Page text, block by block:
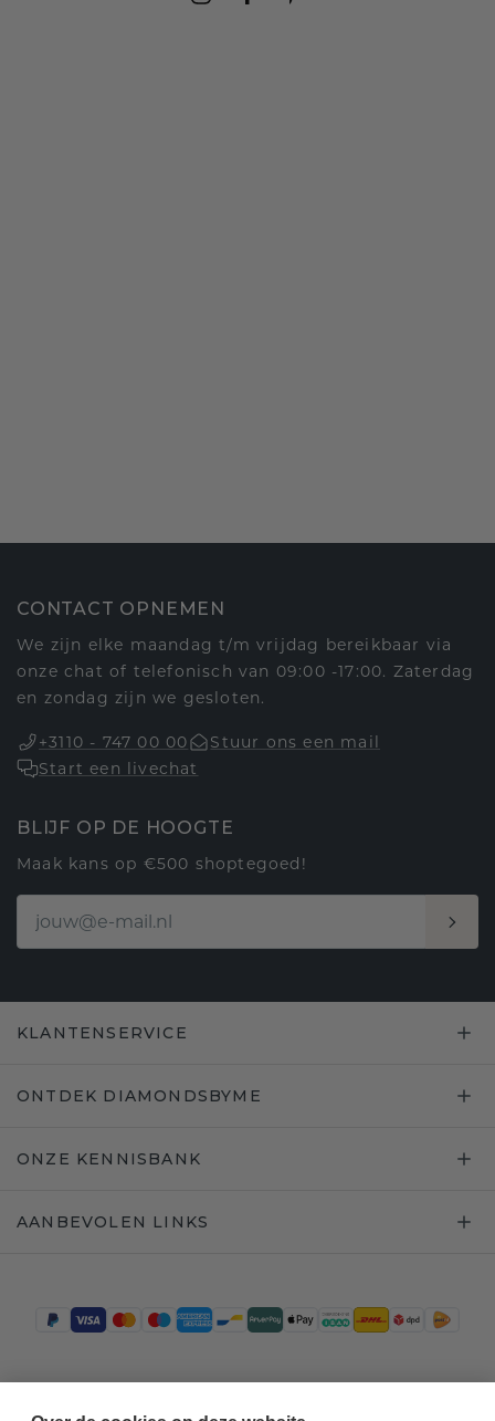
CONTACT OPNEMEN
We zijn elke maandag t/m vrijdag bereikbaar via
onze chat of telefonisch van 09:00 -17:00. Zaterdag
en zondag zijn we gesloten.
+3110 - 747 00 00
Stuur ons een mail
Start een livechat
BLIJF OP DE HOOGTE
Maak kans op €500 shoptegoed!
KLANTENSERVICE
ONTDEK DIAMONDSBYME
ONZE KENNISBANK
AANBEVOLEN LINKS